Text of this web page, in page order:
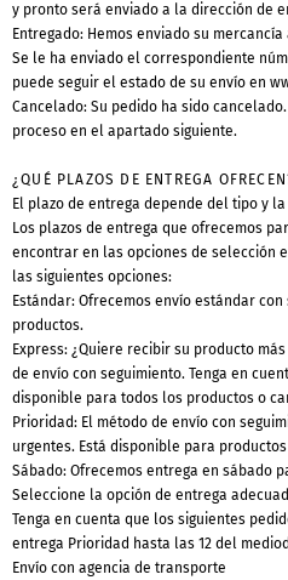
y pronto será enviado a la dirección de
Entregado: Hemos enviado su
Se le ha enviado el correspondiente
puede seguir el estado de su envío en
Cancelado: Su pedido ha sido
proceso en el apartado siguiente.
¿QUÉ PLAZOS DE ENTREGA
El plazo de entrega depende del tipo y
Los plazos de entrega que ofrecemos
encontrar en las opciones de selección
las siguientes opciones:
Estándar: Ofrecemos envío estándar
productos.
Express: ¿Quiere recibir su producto
de envío con seguimiento. Tenga en
disponible para todos los productos o
Prioridad: El método de envío con
urgentes. Está disponible para
Sábado: Ofrecemos entrega en sábado
Seleccione la opción de entrega
Tenga en cuenta que los siguientes
entrega Prioridad hasta las 12 del
Envío con agencia de transporte